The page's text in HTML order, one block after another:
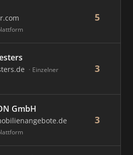
5
Einzelner
3
GmbH
3